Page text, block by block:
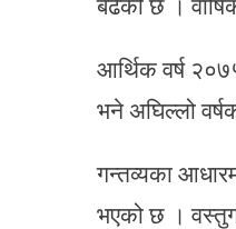
आर्थिक वर्ष
भने अघिल्लो
गन्तव्यका
भएको छ ।